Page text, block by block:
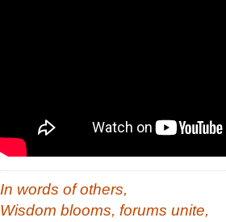
In words of others,
Wisdom blooms, forums unite,